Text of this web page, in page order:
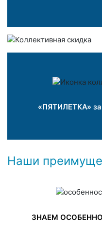
«ПЯТИЛЕТКА»
Наши
ЗНАЕМ